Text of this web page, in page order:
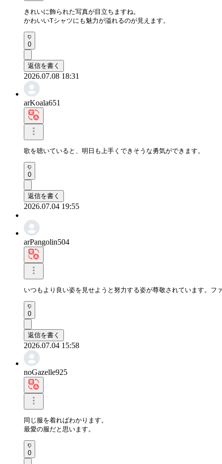
きれいに飾られた写真が目立ちますね。
かわいいTシャツにも魅力が溢れるのが見えます。
0
返信を書く
2026.07.08 18:31
arKoala651
歌を聴いていると、明日も上手くできそうな勇気ができます。
0
返信を書く
2026.07.04 19:55
arPangolin504
いつもより良い姿を見せようと努力する姿が尊敬されています。フ
0
返信を書く
2026.07.04 15:58
noGazelle925
同じ服を着ればわかります。
最愛の服だと思います。
0